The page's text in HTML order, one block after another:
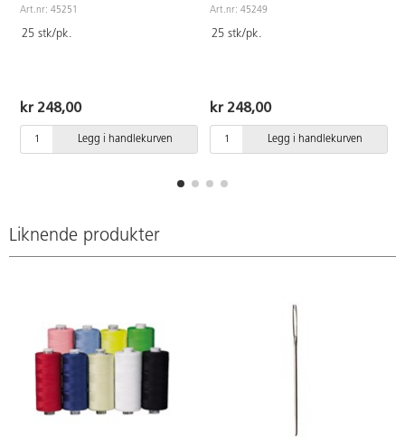
Art.nr: 45251
25 stk/pk.
kr 248,00
Legg i handlekurven
Art.nr: 45249
25 stk/pk.
kr 248,00
Legg i handlekurven
Liknende produkter